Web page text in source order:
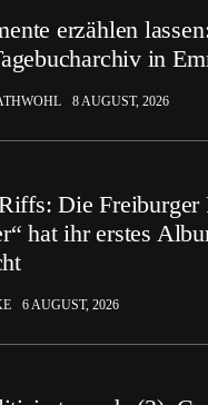
erzählen
in
8 AUGUST, 2026
Die Freiburger
hat ihr erstes
6 AUGUST, 2026